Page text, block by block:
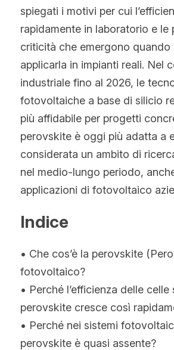
Svezia
Greco
Norvegese
Russo
Arabo
Indonesiano
Ceco
Finlandese
Turco
Ucraino
Hindi
spiegati i motivi per cui
rapidamente in laboratorio e le
criticità che emergono quando
applicarla in impianti reali. Nel
industriale fino al 2026, le
fotovoltaiche a base di silicio
più affidabile per progetti
perovskite è oggi più adatta a
considerata un ambito di
nel medio-lungo periodo,
applicazioni di fotovoltaico
Indice
• Che cos’è la perovskite
fotovoltaico?
• Perché l’efficienza delle celle
perovskite cresce così
• Perché nei sistemi
perovskite è quasi assente?